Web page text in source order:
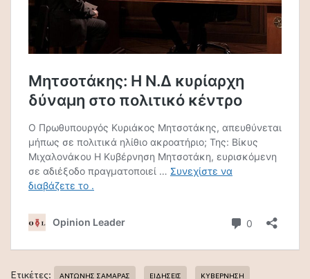
Ετικέτες: ΑΝΤΩΝΗΣ ΣΑΜΑΡΑΣ ΕΙΔΗΣΕΙΣ ΚΥΒΕΡΝΗΣΗ